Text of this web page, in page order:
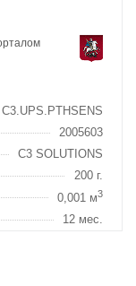
C3.UPS.PTHSENS
2005603
C3 SOLUTIONS
200 г.
0,001 м3
12 мес.